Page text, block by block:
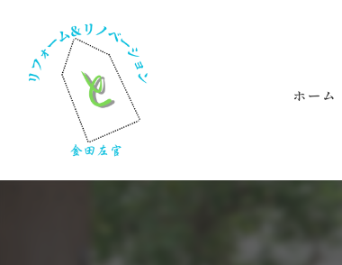
ホーム